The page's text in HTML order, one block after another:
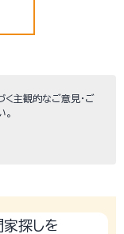
主観的なご意見・ご
探しを